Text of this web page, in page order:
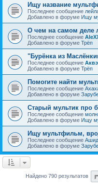
Ищу название
Последнее сообщение
Добавлено в форуме Ищу
О чем на самом деле
Последнее сообщение
Добавлено в форуме Трёп
"Бурёнка из
Последнее сообщение
Добавлено в форуме Трёп
Помогите найти
Последнее сообщение
Добавлено в форуме
Старый мультик про
Последнее сообщение
Добавлено в форуме Ищу
Ищу мультфильм,
Последнее сообщение
Добавлено в форуме
Найдено 790 результатов